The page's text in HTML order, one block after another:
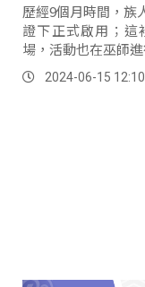
歷經9個月時間，族
證下正式啟用；
場，活動也在巫師
2024-06-15 12:10